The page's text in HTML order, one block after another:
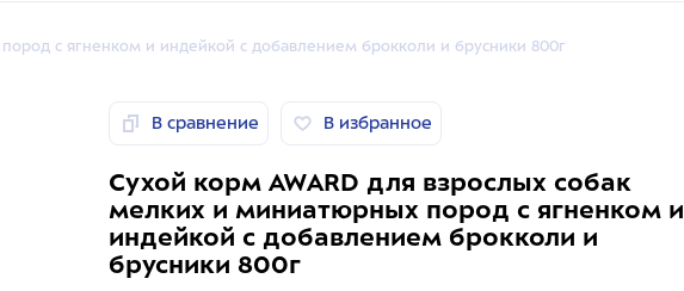
с ягненком и индейкой с добавлением брокколи и брусники 800г
В сравнение В избранное
Сухой корм AWARD для взрослых собак
мелких и миниатюрных пород с ягненком и
индейкой с добавлением брокколи и
брусники 800г